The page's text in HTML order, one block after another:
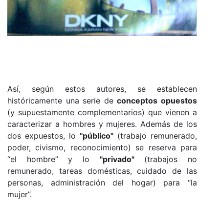
Así, según estos autores, se establecen
históricamente una serie deconceptos opuestos
(y supuestamente complementarios) que vienen a
caracterizar a hombres y mujeres. Además de los
dos expuestos, lo "público" (trabajo remunerado,
poder, civismo, reconocimiento) se reserva para
“el hombre” y lo "privado"(trabajos no
remunerado, tareas domésticas, cuidado de las
personas, administración del hogar) para “la
mujer”.